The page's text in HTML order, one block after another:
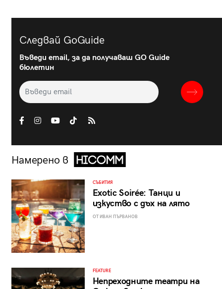
Следвай GoGuide
Въведи email, за да получаваш GO Guide
бюлетин
Намерено в
СЪБИТИЯ
Exotic Soirée: Танци и
изкуство с дъх на лято
ОТ ИВАН ПЪРВАНОВ
FEATURE
Непреходните театри на